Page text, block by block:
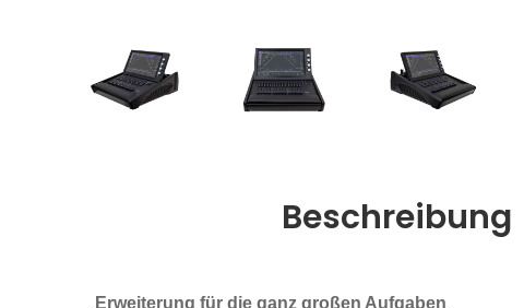
Beschreibung
Erweiterung für die ganz großen Aufgaben